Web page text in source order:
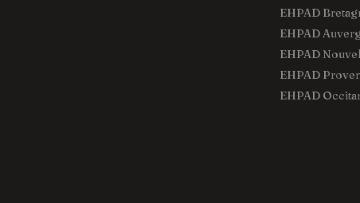
EHPAD
EHPAD
EHPAD
EHPAD
EHPAD